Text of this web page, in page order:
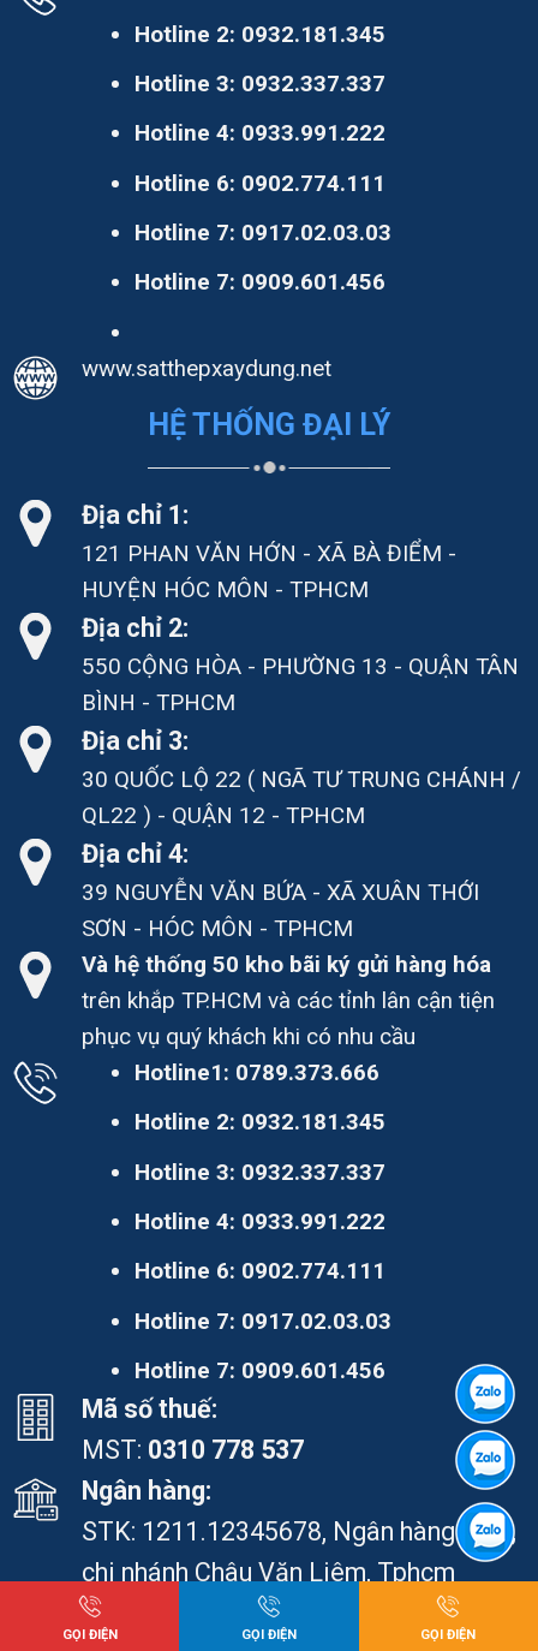
Hotline 2: 0932.181.345
Hotline 3: 0932.337.337
Hotline 4: 0933.991.222
Hotline 6: 0902.774.111
Hotline 7: 0917.02.03.03
Hotline 7: 0909.601.456
www.satthepxaydung.net
HỆ THỐNG ĐẠI LÝ
Địa chỉ 1:
121 PHAN VĂN HỚN - XÃ BÀ ĐIỂM -
HUYỆN HÓC MÔN - TPHCM
Địa chỉ 2:
550 CỘNG HÒA - PHƯỜNG 13 - QUẬN TÂN
BÌNH - TPHCM
Địa chỉ 3:
30 QUỐC LỘ 22 ( NGÃ TƯ TRUNG CHÁNH /
QL22 ) - QUẬN 12 - TPHCM
Địa chỉ 4:
39 NGUYỄN VĂN BỨA - XÃ XUÂN THỚI
SƠN - HÓC MÔN - TPHCM
Và hệ thống 50 kho bãi ký gửi hàng hóa
trên khắp TP.HCM và các tỉnh lân cận tiện
phục vụ quý khách khi có nhu cầu
Hotline1: 0789.373.666
Hotline 2: 0932.181.345
Hotline 3: 0932.337.337
Hotline 4: 0933.991.222
Hotline 6: 0902.774.111
Hotline 7: 0917.02.03.03
Hotline 7: 0909.601.456
Mã số thuế:
MST: 0310 778 537
Ngân hàng:
STK: 1211.12345678, Ngân hàng ACB,
chi nhánh Châu Văn Liêm, Tphcm
LIÊN KẾT NHANH
GỌI ĐIỆN GỌI ĐIỆN GỌI ĐIỆN